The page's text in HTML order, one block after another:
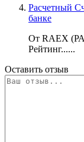
Расчетный
банке
От RAEX (РА
Рейтинг......
Оставить отзыв